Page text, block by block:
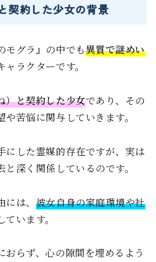
契約した少女の背景
モグラ』の中でも異質で謎めい
ラクターです。
）と契約した少女であり、その
苦悩に関与していきます。
にした霊媒的存在ですが、実は
深く関係しているのです。
は、 彼女自身の家庭環境や社
います。
おらず、心の隙間を埋めるよう